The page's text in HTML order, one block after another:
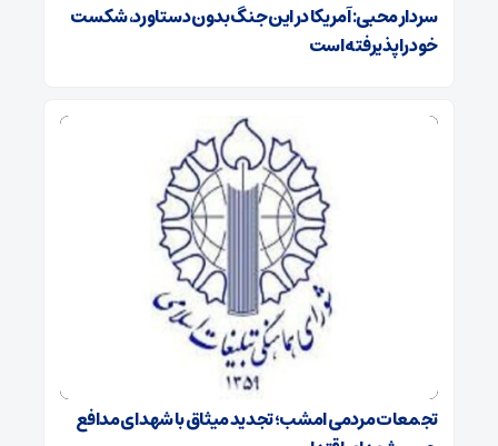
سردار محبی: آمریکا در این جنگ بدون دستاورد، شکست
خود را پذیرفته است
تجمعات مردمی امشب؛ تجدید میثاق با شهدای مدافع